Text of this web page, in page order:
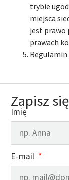
trybie
miejsca
jest prawo
prawach
Regulamin
Zapisz
Imię
E-mail